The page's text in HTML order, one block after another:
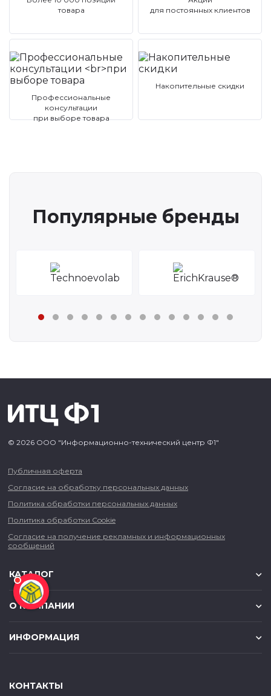
товара
для постоянных клиентов
Профессиональные
консультации
при выборе товара
Накопительные скидки
Популярные бренды
© 2026 ООО "Информационно-технический центр Ф1"
Публичная оферта
Согласие на обработку персональных данных
Политика обработки персональных данных
Политика обработки Cookie
Согласие на получение рекламных и информационных
сообщений
КАТАЛОГ
О КОМПАНИИ
ИНФОРМАЦИЯ
КОНТАКТЫ